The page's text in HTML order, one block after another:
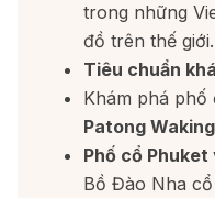
trong những
đồ trên thế giới.
Tiêu chuẩn
Khám phá phố
Patong
Phố cổ Phuket
Bồ Đào Nha